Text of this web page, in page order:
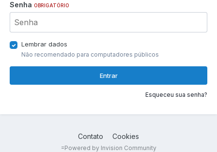
Senha OBRIGATÓRIO
Lembrar dados
Não recomendado para computadores públicos
Entrar
Esqueceu sua senha?
Contato Cookies
=Powered by Invision Community